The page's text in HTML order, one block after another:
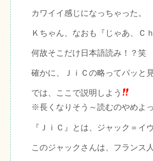
カワイイ感じになっちゃった。
Ｋちゃん、なおも『じゃあ、Ｃ
何故そこだけ日本語読み！？笑
確かに、ＪｉＣの略ってパッと
では、ここで説明しよう
※長くなりそう～読むのやめよ
『ＪｉＣ』とは、ジャック＝イ
このジャックさんは、フランス